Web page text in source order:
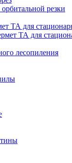
резки
ТА для
ТА для
лесопиления